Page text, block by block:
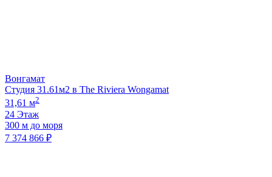
Вонгамат
Студия 31.61м2 в The Riviera Wongamat
31,61 м2
24 Этаж
300 м до моря
7 374 866 ₽